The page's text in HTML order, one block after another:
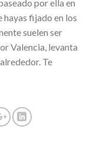
por ella en
hayas fijado en los
suelen ser
Valencia, levanta
Te